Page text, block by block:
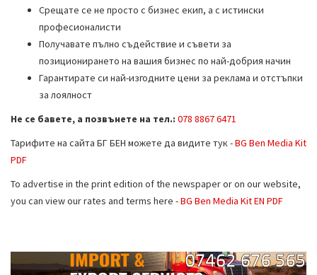
Срещате се не просто с бизнес екип, а с истински
професионалисти
Получавате пълно съдействие и съвети за
позиционирането на вашия бизнес по най-добрия начин
Гарантирате си най-изгодните цени за реклама и отстъпки
за лоялност
Не се бавете, а позвънете на тел.: 078 8867 6471
Тарифите на сайта БГ БЕН можете да видите тук -BG Ben Media Kit
PDF
To advertise in the print edition of the newspaper or on our website,
you can view our rates and terms here -BG Ben Media Kit EN PDF